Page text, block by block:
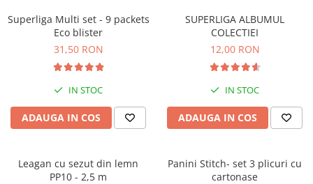
Superliga Multi set - 9 packets
Eco blister
31,50 RON
IN STOC
ADAUGA IN COS
SUPERLIGA ALBUMUL
COLECTIEI
12,00 RON
IN STOC
ADAUGA IN COS
Leagan cu sezut din lemn
PP10 - 2,5 m
Panini Stitch- set 3 plicuri cu
cartonase